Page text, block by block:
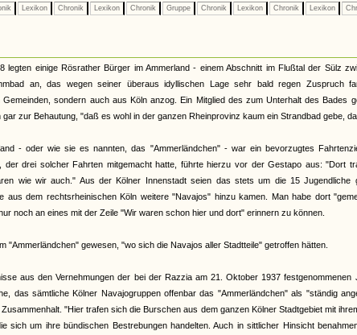
Lexikon Chronik Lexikon Chronik Gruppe Chronik Lexikon Chronik Lexikon
legten einige Rösrather Bürger im Ammerland - einem Abschnitt im Flußtal der Sülz
an, das wegen seiner überaus idyllischen Lage sehr bald regen Zuspruch
Gemeinden, sondern auch aus Köln anzog. Ein Mitglied des zum Unterhalt des Bades
zur Behautung, "daß es wohl in der ganzen Rheinprovinz kaum ein Strandbad gebe,
- oder wie sie es nannten, das "Ammerländchen" - war ein bevorzugtes
der drei solcher Fahrten mitgemacht hatte, führte hierzu vor der Gestapo aus: "Dort
wie wir auch." Aus der Kölner Innenstadt seien das stets um die 15 Jugendliche
aus dem rechtsrheinischen Köln weitere "Navajos" hinzu kamen. Man habe dort
noch an eines mit der Zeile "Wir waren schon hier und dort" erinnern zu können.
"Ammerländchen" gewesen, "wo sich die Navajos aller Stadtteile" getroffen hätten.
aus den Vernehmungen der bei der Razzia am 21. Oktober 1937
das sämtliche Kölner Navajogruppen offenbar das "Ammerländchen" als "ständig
"Hier trafen sich die Burschen aus dem ganzen Kölner Stadtgebiet mit
sich um ihre bündischen Bestrebungen handelten. Auch in sittlicher Hinsicht